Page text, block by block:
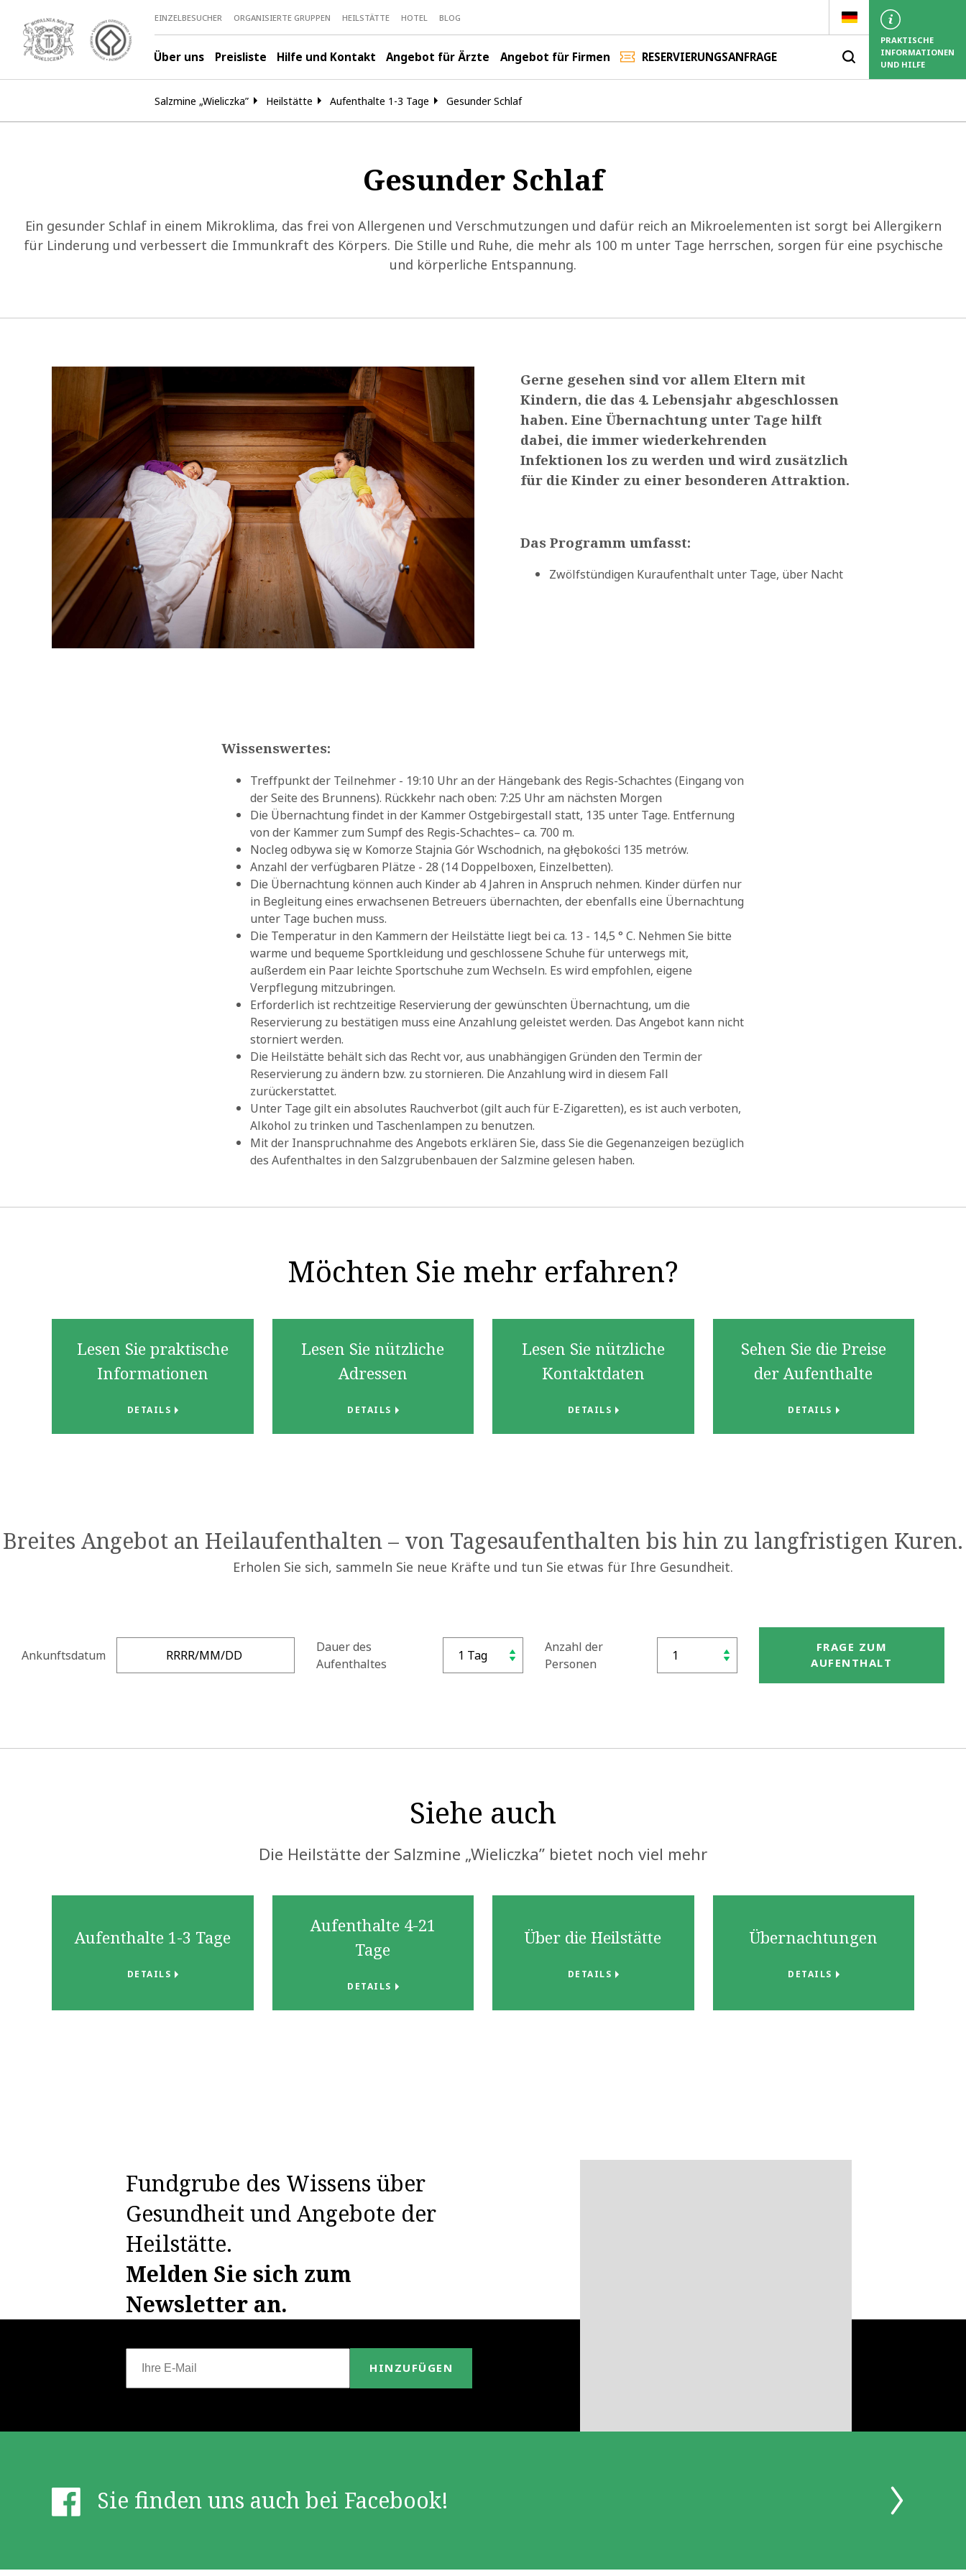
EINZELBESUCHER ORGANISIERTE GRUPPEN HEILSTÄTTE HOTEL BLOG
Über uns Preisliste Hilfe und Kontakt Angebot für Ärzte Angebot für Firmen RESERVIERUNGSANFRAGE
PRAKTISCHE
INFORMATIONEN
UND HILFE
Salzmine „Wieliczka” Heilstätte Aufenthalte 1-3 Tage Gesunder Schlaf
Gesunder Schlaf
Ein gesunder Schlaf in einem Mikroklima, das frei von Allergenen und Verschmutzungen und dafür reich an Mikroelementen ist sorgt bei Allergikern
für Linderung und verbessert die Immunkraft des Körpers. Die Stille und Ruhe, die mehr als 100 m unter Tage herrschen, sorgen für eine psychische
und körperliche Entspannung.
Gerne gesehen sind vor allem Eltern mit
Kindern, die das 4. Lebensjahr abgeschlossen
haben. Eine Übernachtung unter Tage hilft
dabei, die immer wiederkehrenden
Infektionen los zu werden und wird zusätzlich
für die Kinder zu einer besonderen Attraktion.
Das Programm umfasst:
Zwölfstündigen Kuraufenthalt unter Tage, über Nacht
Wissenswertes:
Treffpunkt der Teilnehmer - 19:10 Uhr an der Hängebank des Regis-Schachtes (Eingang von
der Seite des Brunnens). Rückkehr nach oben: 7:25 Uhr am nächsten Morgen
Die Übernachtung findet in der Kammer Ostgebirgestall statt, 135 unter Tage. Entfernung
von der Kammer zum Sumpf des Regis-Schachtes– ca. 700 m.
Nocleg odbywa się w Komorze Stajnia Gór Wschodnich, na głębokości 135 metrów.
Anzahl der verfügbaren Plätze - 28 (14 Doppelboxen, Einzelbetten).
Die Übernachtung können auch Kinder ab 4 Jahren in Anspruch nehmen. Kinder dürfen nur
in Begleitung eines erwachsenen Betreuers übernachten, der ebenfalls eine Übernachtung
unter Tage buchen muss.
Die Temperatur in den Kammern der Heilstätte liegt bei ca. 13 - 14,5 ° C. Nehmen Sie bitte
warme und bequeme Sportkleidung und geschlossene Schuhe für unterwegs mit,
außerdem ein Paar leichte Sportschuhe zum Wechseln. Es wird empfohlen, eigene
Verpflegung mitzubringen.
Erforderlich ist rechtzeitige Reservierung der gewünschten Übernachtung, um die
Reservierung zu bestätigen muss eine Anzahlung geleistet werden. Das Angebot kann nicht
storniert werden.
Die Heilstätte behält sich das Recht vor, aus unabhängigen Gründen den Termin der
Reservierung zu ändern bzw. zu stornieren. Die Anzahlung wird in diesem Fall
zurückerstattet.
Unter Tage gilt ein absolutes Rauchverbot (gilt auch für E-Zigaretten), es ist auch verboten,
Alkohol zu trinken und Taschenlampen zu benutzen.
Mit der Inanspruchnahme des Angebots erklären Sie, dass Sie die Gegenanzeigen bezüglich
des Aufenthaltes in den Salzgrubenbauen der Salzmine gelesen haben.
Möchten Sie mehr erfahren?
Lesen Sie praktische
Informationen
DETAILS
Lesen Sie nützliche
Adressen
DETAILS
Lesen Sie nützliche
Kontaktdaten
DETAILS
Sehen Sie die Preise
der Aufenthalte
DETAILS
Breites Angebot an Heilaufenthalten – von Tagesaufenthalten bis hin zu langfristigen Kuren.
Erholen Sie sich, sammeln Sie neue Kräfte und tun Sie etwas für Ihre Gesundheit.
Ankunftsdatum
Dauer des
Aufenthaltes
Anzahl der
Personen
FRAGE ZUM
AUFENTHALT
Siehe auch
Die Heilstätte der Salzmine „Wieliczka” bietet noch viel mehr
Aufenthalte 1-3 Tage
DETAILS
Aufenthalte 4-21
Tage
DETAILS
Über die Heilstätte
DETAILS
Übernachtungen
DETAILS
Fundgrube des Wissens über
Gesundheit und Angebote der
Heilstätte.
Melden Sie sich zum
Newsletter an.
HINZUFÜGEN
Sie finden uns auch bei Facebook!